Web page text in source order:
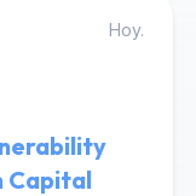
Hoy.
Capital